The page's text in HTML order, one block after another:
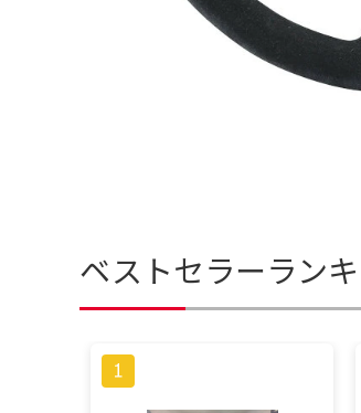
ベストセラーラン